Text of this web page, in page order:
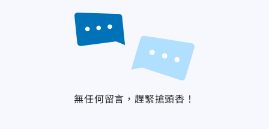
無任何留言，趕緊搶頭香！